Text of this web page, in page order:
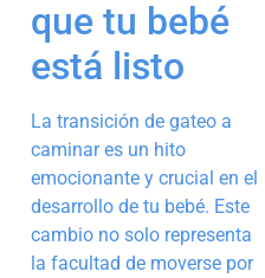
que tu bebé
está listo
La transición de gateo a
caminar es un hito
emocionante y crucial en el
desarrollo de tu bebé. Este
cambio no solo representa
la facultad de moverse por